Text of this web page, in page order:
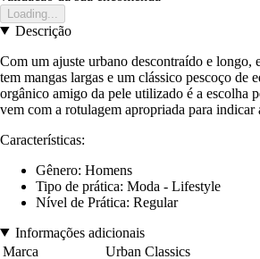
Loading...
Descrição
Com um ajuste urbano descontraído e longo,
tem mangas largas e um clássico pescoço de
orgânico amigo da pele utilizado é a escolha
vem com a rotulagem apropriada para indicar
Características:
Gênero: Homens
Tipo de prática: Moda - Lifestyle
Nível de Prática: Regular
Informações adicionais
Marca
Urban Classics